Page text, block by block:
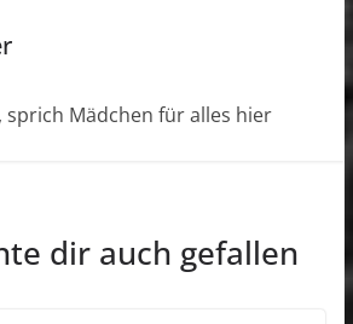
sprich Mädchen für alles hier
dir auch gefallen